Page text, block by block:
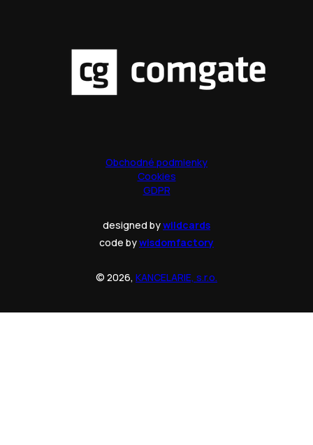
Obchodné podmienky
Cookies
GDPR
designed bywildcards
code bywisdomfactory
© 2026, KANCELARIE, s.r.o.